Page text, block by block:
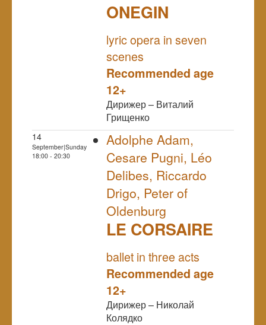
ONEGIN
lyric opera in seven
scenes
Recommended age
12+
Дирижер – Виталий
Грищенко
14
September|Sunday
18:00 - 20:30
Adolphe Adam,
Cesare Pugni, Léo
Delibes, Riccardo
Drigo, Peter of
Oldenburg
LE CORSAIRE
ballet in three acts
Recommended age
12+
Дирижер – Николай
Колядко